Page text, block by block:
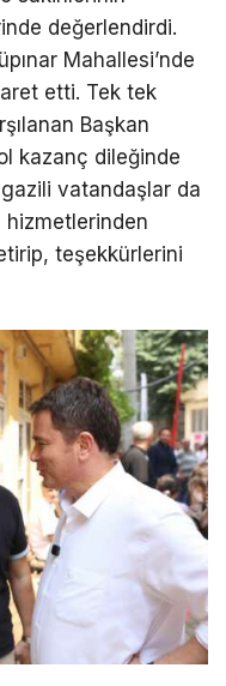
değerlendirdi.
Mahallesi’nde
etti. Tek tek
Başkan
kazanç dileğinde
vatandaşlar da
hizmetlerinden
teşekkürlerini